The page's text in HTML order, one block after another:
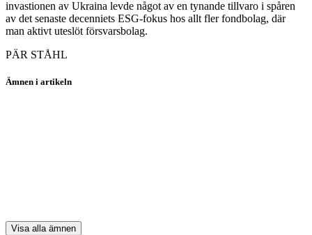
invastionen av Ukraina levde något av en tynande tillvaro i spåren
av det senaste decenniets ESG-fokus hos allt fler fondbolag, där
man aktivt uteslöt försvarsbolag.
PÄR STÅHL
Ämnen i artikeln
Visa alla ämnen